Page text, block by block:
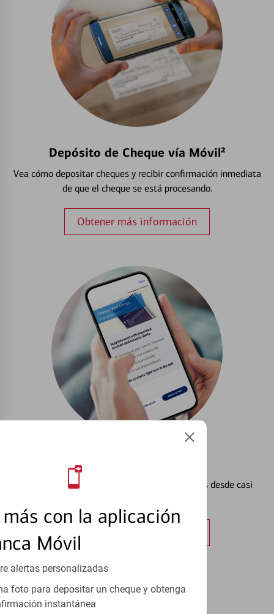
con la aplicación
Móvil
alertas personalizadas
foto para depositar un cheque y obtenga
instantánea
Depósito de Cheque vía Móvil²
Vea cómo depositar cheques y recibir confirmación inmediata
de que el cheque se está procesando.
Obtener más información
Vea cómo mantener el control de sus finanzas desde casi
Obtener más información